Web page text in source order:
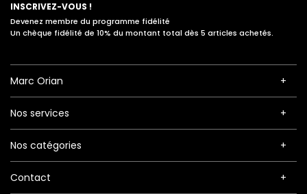
INSCRIVEZ-VOUS !
Devenez membre du programme fidélité
Un chèque fidélité de 10% du montant total dès 5 articles achetés.
Marc Orian
Nos services
Nos catégories
Contact